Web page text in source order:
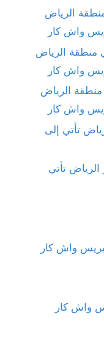
الرياض
منطقة الرياض
منطقة الرياض
تأتي إلى
الرياض تأتي
واش كار
واش كار